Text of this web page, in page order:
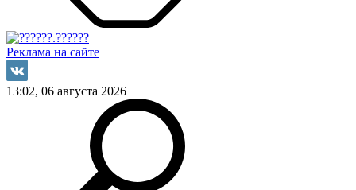
Реклама на сайте
13:02, 06 августа 2026